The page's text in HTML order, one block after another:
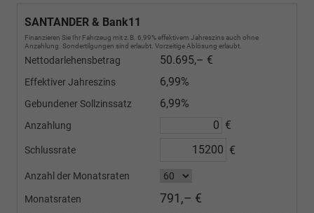
SANTANDER & Bank11
Finanzieren Sie Ihr Fahrzeug mit z.B. 6,99% effektivem Jahreszins auch ohne
Anzahlung. Sondertilgungen sind erlaubt. Vorzeitige Ablösung erlaubt.
Nettodarlehensbetrag 50.695,– €
Effektiver Jahreszins 6,99%
Gebundener Sollzinssatz 6,99%
Anzahlung €
Schlussrate €
Anzahl der Monatsraten
Monatsraten 791,– €